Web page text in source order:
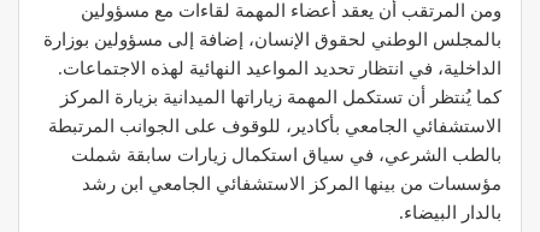
ومن المرتقب أن يعقد أعضاء المهمة لقاءات مع مسؤولين
بالمجلس الوطني لحقوق الإنسان، إضافة إلى مسؤولين بوزارة
الداخلية، في انتظار تحديد المواعيد النهائية لهذه الاجتماعات.
كما يُنتظر أن تستكمل المهمة زياراتها الميدانية بزيارة المركز
الاستشفائي الجامعي بأكادير، للوقوف على الجوانب المرتبطة
بالطب الشرعي، في سياق استكمال زيارات سابقة شملت
مؤسسات من بينها المركز الاستشفائي الجامعي ابن رشد
بالدار البيضاء.